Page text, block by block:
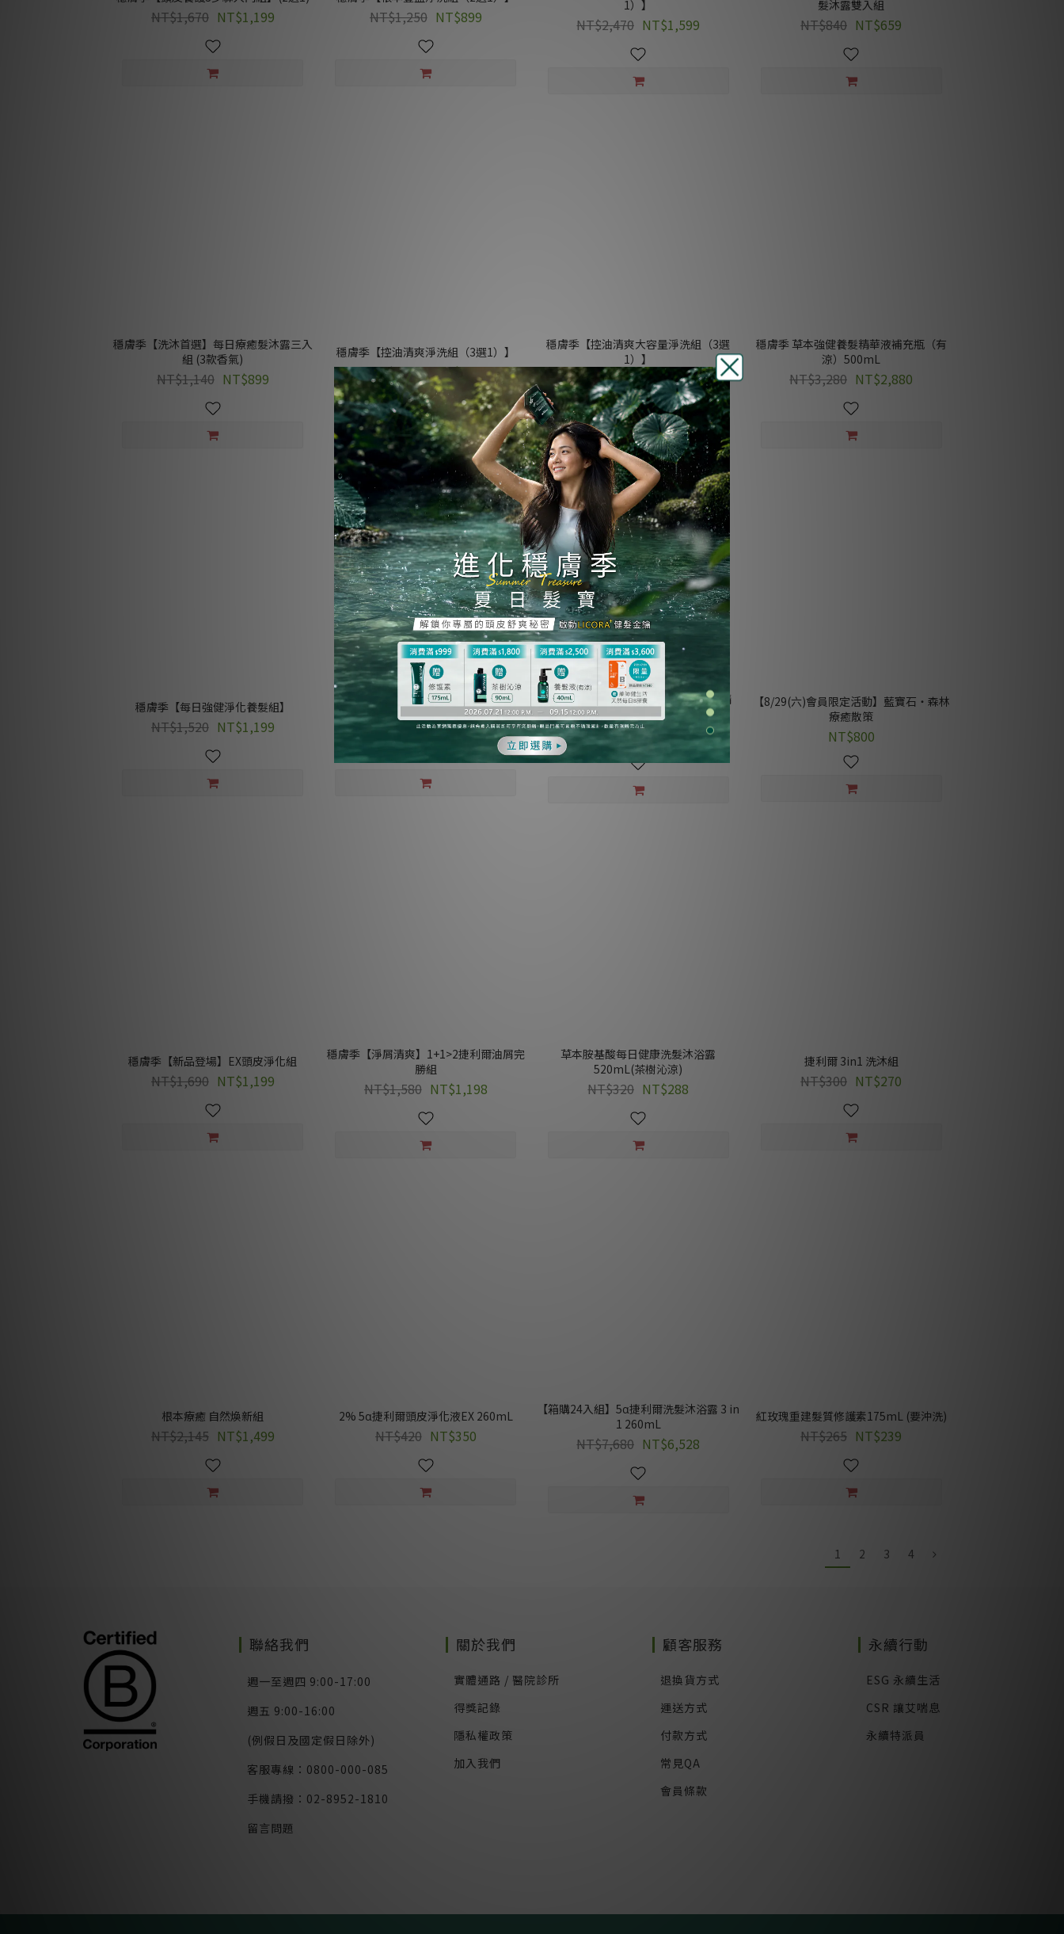
NT$1,199
NT$1,670 NT$899
NT$1,250
1）】
NT$1,599
NT$2,470
髮沐露雙入組
NT$659
NT$840
穩膚季【洗沐首選】每日療癒髮沐露三入
組 (3款香氣)
NT$899
NT$1,140
穩膚季【控油清爽淨洗組（3選1）】
NT$899
NT$1,250
穩膚季【控油清爽大容量淨洗組（3選
1）】
NT$1,599
NT$2,470
穩膚季 草本強健養髮精華液補充瓶（有
涼）500mL
NT$2,880
NT$3,280
穩膚季【每日強健淨化養髮組】
NT$1,199
NT$1,520
穩膚季【EX健髮升級淨化養髮組】
NT$1,999
NT$2,580
【限量發售】森系列 | 強健豐盈洗髮精
1000mL 2入
NT$2,399
NT$3,380
【8/29(六)會員限定活動】藍寶石・森林
療癒散策
NT$800
穩膚季【新品登場】EX頭皮淨化組
NT$1,199
NT$1,690
穩膚季【淨屑清爽】1+1>2捷利爾油屑完
勝組
NT$1,198
NT$1,580
草本胺基酸每日健康洗髮沐浴露
520mL(茶樹沁涼)
NT$288
NT$320
捷利爾 3in1 洗沐組
NT$270
NT$300
根本療癒 自然煥新組
NT$1,499
NT$2,145
2% 5α捷利爾頭皮淨化液EX 260mL
NT$350
NT$420
【箱購24入組】5α捷利爾洗髮沐浴露 3 in
1 260mL
NT$6,528
NT$7,680
紅玫瑰重建髮質修護素175mL (要沖洗)
NT$239
NT$265
1 2 3 4
聯絡我們
週一至週四 9:00-17:00
週五 9:00-16:00
(例假日及國定假日除外)
客服專線：0800-000-085
手機請撥：02-8952-1810
留言問題
關於我們
實體通路 / 醫院診所
得獎記錄
隱私權政策
加入我們
顧客服務
退換貨方式
運送方式
付款方式
常見QA
會員條款
永續行動
ESG 永續生活
CSR 讓艾喘息
永續特派員